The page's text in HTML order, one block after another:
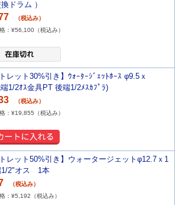
ドラム ）
（税込み）
：¥56,100 （税込み）
トレット30%引き】ｳｫｰﾀｰｼﾞｪｯﾄﾎｰｽ φ9.5ｘ
1/2ｵｽ金具PT 後端1/2ﾒｽｶﾌﾟﾗ)
（税込み）
：¥19,855 （税込み）
トレット50%引き】ウォータージェットφ12.7ｘ1
1/2"オス 1本
（税込み）
：¥5,192 （税込み）